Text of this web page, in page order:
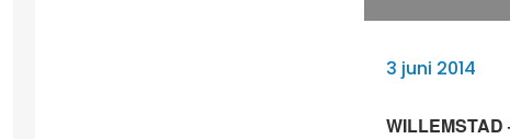
3 juni 2014